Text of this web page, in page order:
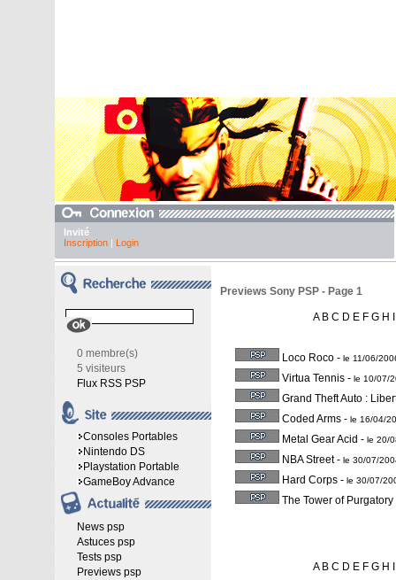
Invité
Inscription| Login
0 membre(s)
5 visiteurs
Flux RSS PSP
Consoles Portables
Nintendo DS
Playstation Portable
GameBoy Advance
News psp
Astuces psp
Tests psp
Previews psp
Previews Sony PSP - Page 1
A B C D E F G H
Loco Roco - le 11/06/
Virtua Tennis - le 10/07/
Grand Theft Auto :
Coded Arms - le 16/04/
Metal Gear Acid - le 20/
NBA Street- le 30/07/
Hard Corps - le 30/07/
The Tower of Purgatory
A B C D E F G H